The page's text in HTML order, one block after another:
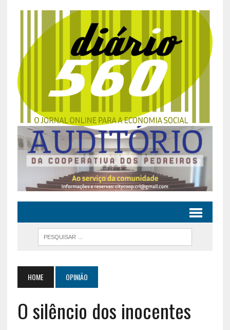
HOME OPINIÃO
O silêncio dos inocentes